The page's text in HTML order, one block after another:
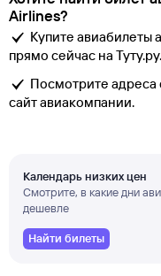
Airlines?
Купите авиабилеты
прямо сейчас на Туту.ру.
Посмотрите
сайт авиакомпании.
Календарь низких цен
Смотрите, в какие дни
дешевле
Найти билеты